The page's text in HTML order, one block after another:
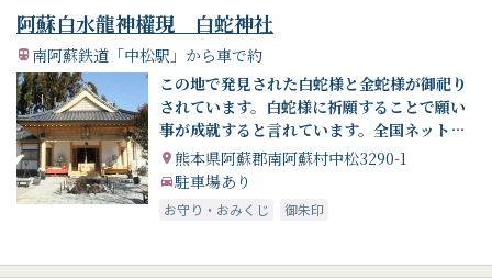
阿蘇白水龍神權現 白蛇神社
南阿蘇鉄道「中松駅」から車で約
この地で発見された白蛇様と金蛇様が御祀り
されています。白蛇様に祈願することで願い
事が成就すると言れています。全国ネットの
テレビで紹介され、金運（宝くじ当選）、子
宝、病気平癒、合格祈願、商売繁盛、その他
の願いが叶うと参詣される方が多いようで
す。近くには観光スポットや温泉もあり、ゆ
ます。
熊本県阿蘇郡南阿蘇村中松3290-1
駐車場あり
お守り・おみくじ 御朱印